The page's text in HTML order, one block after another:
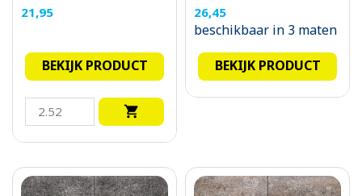
21,95
BEKIJK PRODUCT

26,45
beschikbaar in 3 maten
BEKIJK PRODUCT